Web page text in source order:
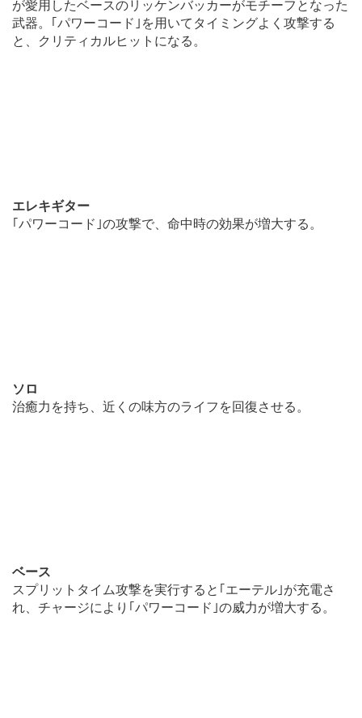
が愛用したベースのリッケンバッカーがモチーフとなった
武器。｢パワーコード｣を用いてタイミングよく攻撃する
と、クリティカルヒットになる。
エレキギター
｢パワーコード｣の攻撃で、命中時の効果が増大する。
ソロ
治癒力を持ち、近くの味方のライフを回復させる。
ベース
スプリットタイム攻撃を実行すると｢エーテル｣が充電さ
れ、チャージにより｢パワーコード｣の威力が増大する。